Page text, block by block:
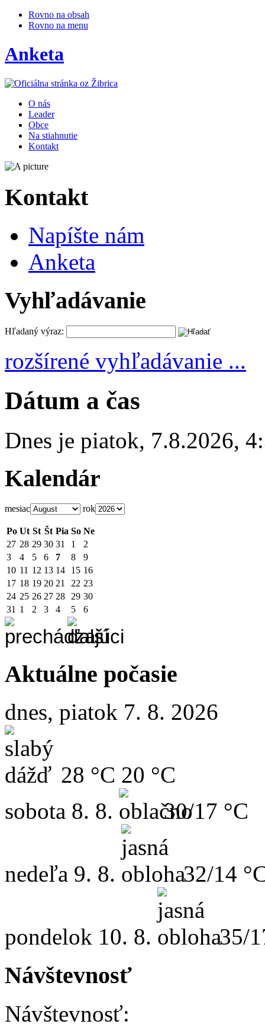
Rovno na obsah
Rovno na menu
Anketa
O nás
Leader
Obce
Na stiahnutie
Kontakt
Kontakt
Napíšte nám
Anketa
Vyhľadávanie
Hľadaný výraz:
rozšírené vyhľadávanie ...
Dátum a čas
Dnes je piatok, 7.8.2026,
Kalendár
mesiac rok
Po Ut St Št Pia So Ne
27 28 29 30 31 1
2
3
4 5 6 7 8
9
10 11 12 13 14 15 16
17 18 19 20 21 22 23
24 25 26 27 28 29 30
31 1 2 3 4 5 6
Aktuálne počasie
dnes, piatok 7. 8. 2026
28 °C 20 °C
sobota 8. 8. 30/17 °C
nedeľa 9. 8. 32/14
pondelok 10. 8. 35/
Návštevnosť
Návštevnosť: